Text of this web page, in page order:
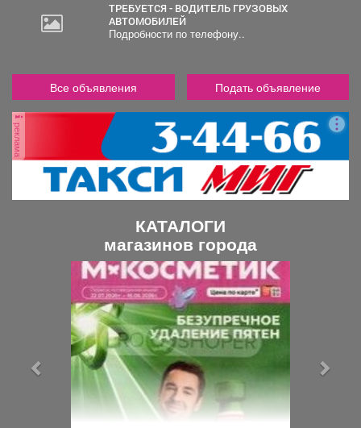
ТРЕБУЕТСЯ - ВОДИТЕЛЬ ГРУЗОВЫХ
АВТОМОБИЛЕЙ
Подробности по телефону..
Все объявления Подать объявление
реклама
КАТАЛОГИ
магазинов города